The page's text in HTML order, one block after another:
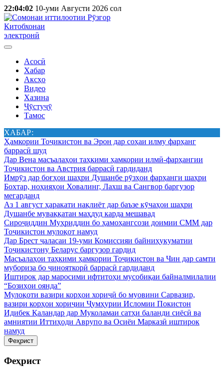
22:04:02 10-уми Августи 2026 сол
Китобхонаи
электронӣ
Асосӣ
Хабар
Аксҳо
Видео
Хазина
Ҷӯстуҷӯ
Тамос
ХАБАР:
Ҳамкории Тоҷикистон ва Эрон дар соҳаи илму фарҳанг
баррасӣ шуд
Дар Вена масъалаҳои таҳкими ҳамкории илмӣ-фарҳангии
Тоҷикистон ва Австрия баррасӣ гардиданд
Имрӯз дар боғҳои шаҳри Душанбе рӯзҳои фарҳанги шаҳри
Бохтар, ноҳияҳои Ховалинг, Лахш ва Сангвор баргузор
мегарданд
Аз 1 август ҳаракати нақлиёт дар баъзе кӯчаҳои шаҳри
Душанбе муваққатан маҳдуд карда мешавад
Сироҷиддин Муҳриддин бо ҳамоҳангсози доимии СММ дар
Тоҷикистон мулоқот намуд
Дар Брест ҷаласаи 19-уми Комиссияи байниҳукуматии
Тоҷикистону Беларус баргузор гардид
Масъалаҳои таҳкими ҳамкории Тоҷикистон ва Чин дар самти
мубориза бо ҷинояткорӣ баррасӣ гардиданд
Иштирок дар маросими ифтитоҳи мусобиқаи байналмилалии
“Бозиҳои оянда”
Мулоқоти вазири корҳои хориҷӣ бо муовини Сарвазир,
вазири корҳои хориҷии Ҷумҳурии Исломии Покистон
Идибек Қаландар дар Муколамаи сатҳи баланди сиёсӣ ва
амниятии Иттиҳоди Аврупо ва Осиёи Марказӣ иштирок
намуд
Феҳрист
Феҳрист